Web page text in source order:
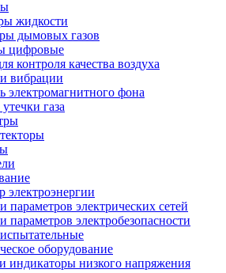
жидкости
дымовых газов
цифровые
контроля качества воздуха
вибрации
электромагнитного фона
газа
электроэнергии
параметров электрических сетей
параметров электробезопасности
оборудование
индикаторы низкого напряжения